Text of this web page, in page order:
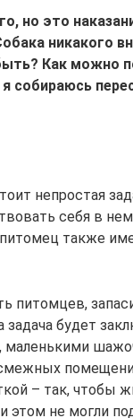
но это
никакого
Как можно
собираюсь
непростая
себя в
также
питомцев,
будет
маленькими
– так, чтобы
этом не могли